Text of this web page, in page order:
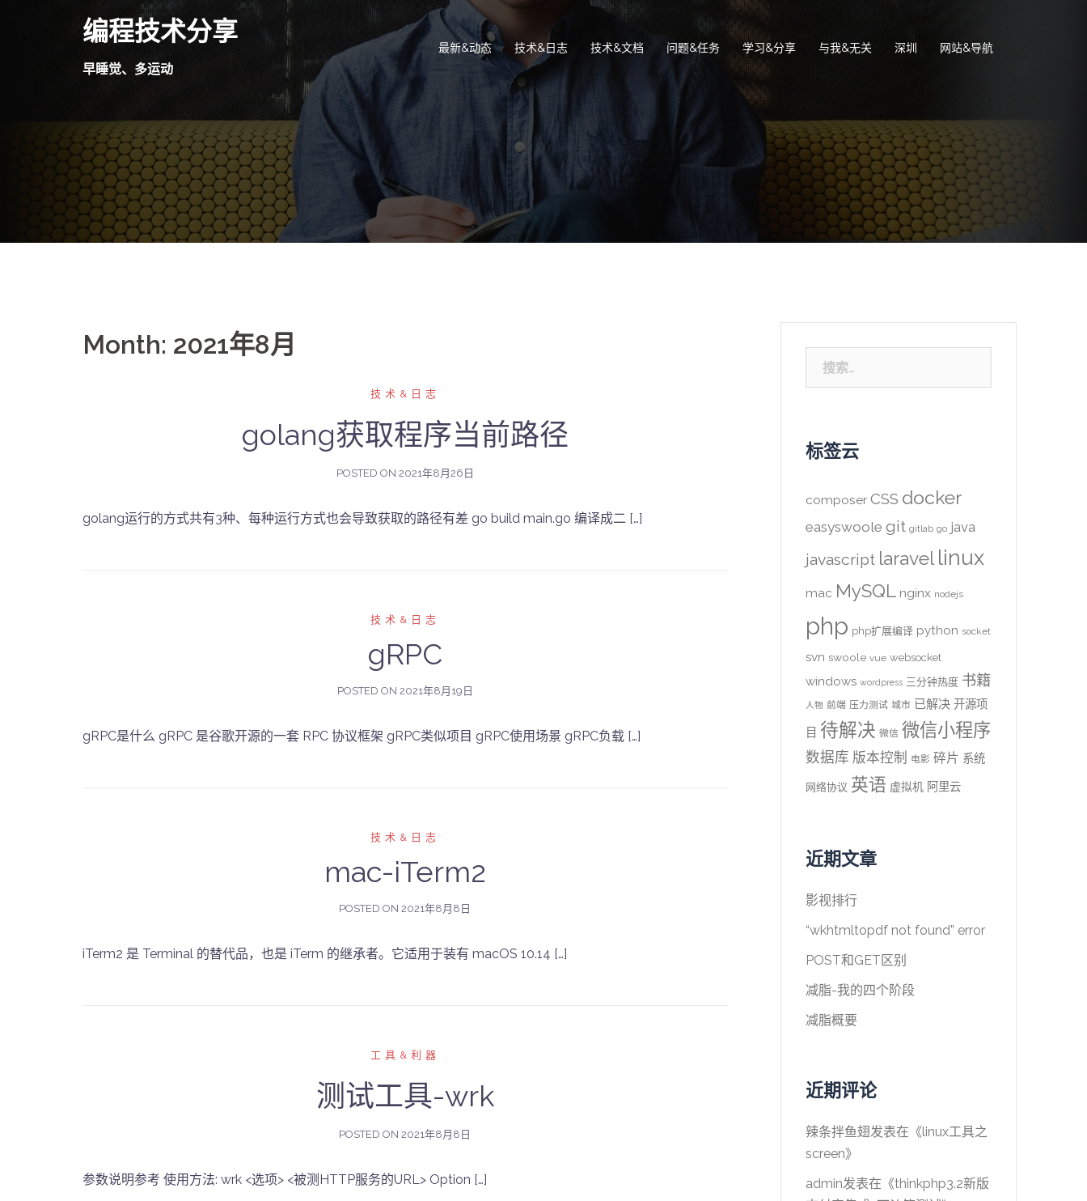
编程技术分享
早睡觉、多运动
最新&动态 技术&日志 技术&文档 问题&任务 学习&分享 与我&无关 深圳 网站&导航
Month: 2021年8月
技术&日志
golang获取程序当前路径
POSTED ON 2021年8月26日
golang运行的方式共有3种、每种运行方式也会导致获取的路径有差 go build main.go 编译成二 […]
技术&日志
gRPC
POSTED ON 2021年8月19日
gRPC是什么 gRPC 是谷歌开源的一套 RPC 协议框架 gRPC类似项目 gRPC使用场景 gRPC负载 […]
技术&日志
mac-iTerm2
POSTED ON2021年8月8日
iTerm2 是 Terminal 的替代品，也是 iTerm 的继承者。它适用于装有 macOS 10.14 […]
工具&利器
测试工具-wrk
POSTED ON2021年8月8日
参数说明参考 使用方法: wrk <选项> <被测HTTP服务的URL> Option […]
索：
标签云
composer CSS docker
easyswoole git gitlab go java
javascript laravel linux
mac MySQL nginx nodejs
php php扩展编译 python socket
svn swoole vue websocket
windows wordpress 三分钟热度 书籍
人物 前端 压力测试 城市 已解决 开源项
目 待解决 微信 微信小程序
数据库 版本控制 电影 碎片 系统
网络协议 英语 虚拟机 阿里云
近期文章
影视排行
“wkhtmltopdf not found” error
POST和GET区别
减脂-我的四个阶段
减脂概要
近期评论
辣条拌鱼翅发表在《linux工具之
screen》
admin发表在《thinkphp3.2新版